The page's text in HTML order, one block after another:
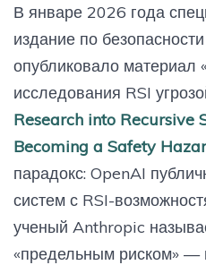
В январе 2026 года
издание по
опубликовало материал
исследования RSI
Research into Recursive
Becoming a Safety
парадокс: OpenAI
систем с RSI-
ученый Anthropic
«предельным риском» —